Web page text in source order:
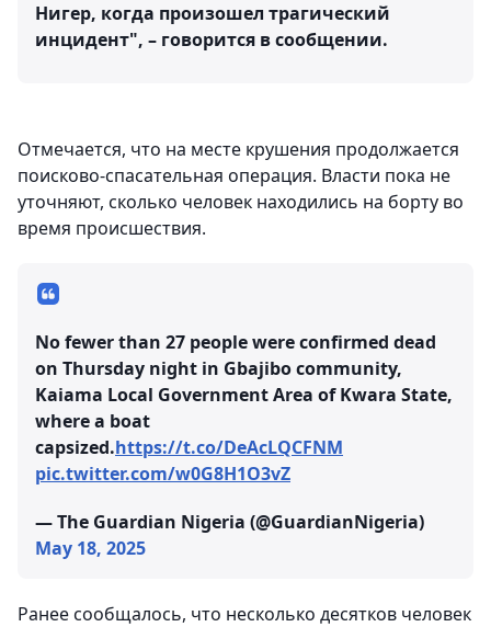
Нигер, когда произошел трагический
инцидент", – говорится в сообщении.
Отмечается, что на месте крушения продолжается
поисково-спасательная операция. Власти пока не
уточняют, сколько человек находились на борту во
время происшествия.
No fewer than 27 people were confirmed dead
on Thursday night in Gbajibo community,
Kaiama Local Government Area of Kwara State,
where a boat
capsized.https://t.co/DeAcLQCFNM
pic.twitter.com/w0G8H1O3vZ
— The Guardian Nigeria (@GuardianNigeria)
May 18, 2025
Ранее сообщалось, что несколько десятков человек